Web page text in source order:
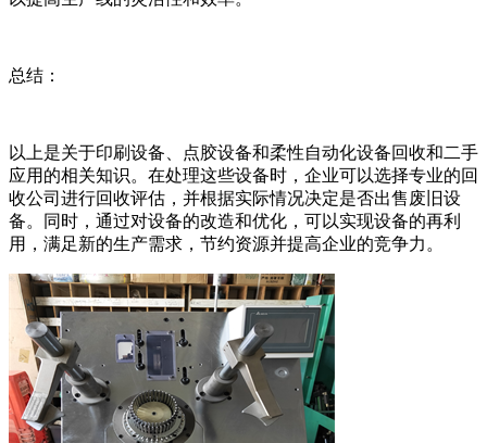
总结：
以上是关于印刷设备、点胶设备和柔性自动化设备回收和二手
应用的相关知识。在处理这些设备时，企业可以选择专业的回
收公司进行回收评估，并根据实际情况决定是否出售废旧设
备。同时，通过对设备的改造和优化，可以实现设备的再利
用，满足新的生产需求，节约资源并提高企业的竞争力。